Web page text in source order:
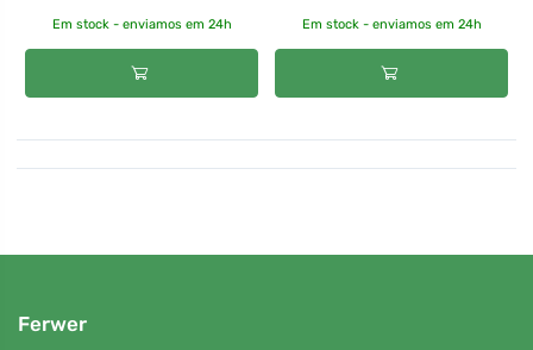
Em stock - enviamos em 24h Em stock - enviamos em 24h
Ferwer